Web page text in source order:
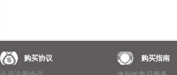
购买协议
购买指南